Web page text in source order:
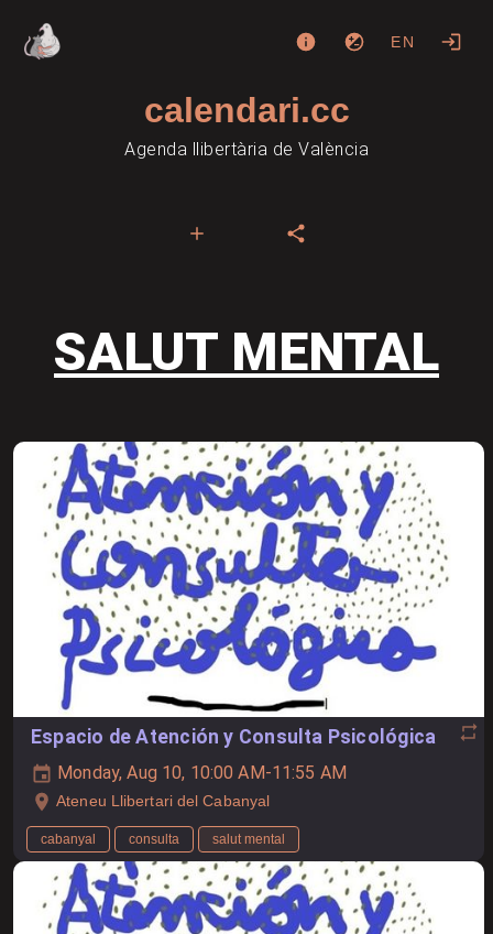
EN
calendari.cc
Agenda llibertària de València
SALUT MENTAL
Espacio de Atención y Consulta Psicológica
Monday, Aug 10, 10:00 AM-11:55 AM
Ateneu Llibertari del Cabanyal
cabanyal consulta salut mental